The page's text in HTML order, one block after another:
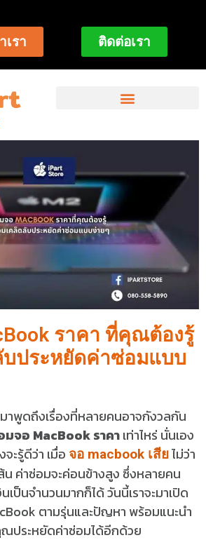
เรา ติดต่อเรา
ราคา ที่คุณต้องรู้
ประหยัดค่าซ่อมแบบ
าพูดถึงเรื่องที่หลายคนอาจกังวลกัน
มจอ MacBook ราคาเท่าไหร่ นั่นเอง
ะรู้ดีว่า เมื่อ จอ macbook เสียไม่ว่า
น ค่าซ่อมจะค่อนข้างสูง ซึ่งหลายคน
เป็นจำนวนมากก็ได้ วันนี้เราจะมาเปิด
ตามรุ่นและปัญหา พร้อมแนะนำ
ณประหยัดค่าซ่อมได้อีกด้วย